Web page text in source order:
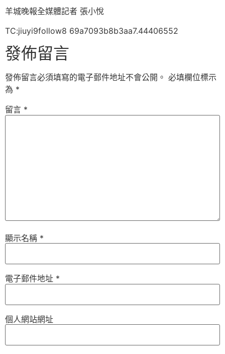
羊城晚報全媒體記者 張小悅
TC:jiuyi9follow8 69a7093b8b3aa7.44406552
發佈留言
發佈留言必須填寫的電子郵件地址不會公開。 必填欄位標示
為 *
留言 *
顯示名稱 *
電子郵件地址 *
個人網站網址